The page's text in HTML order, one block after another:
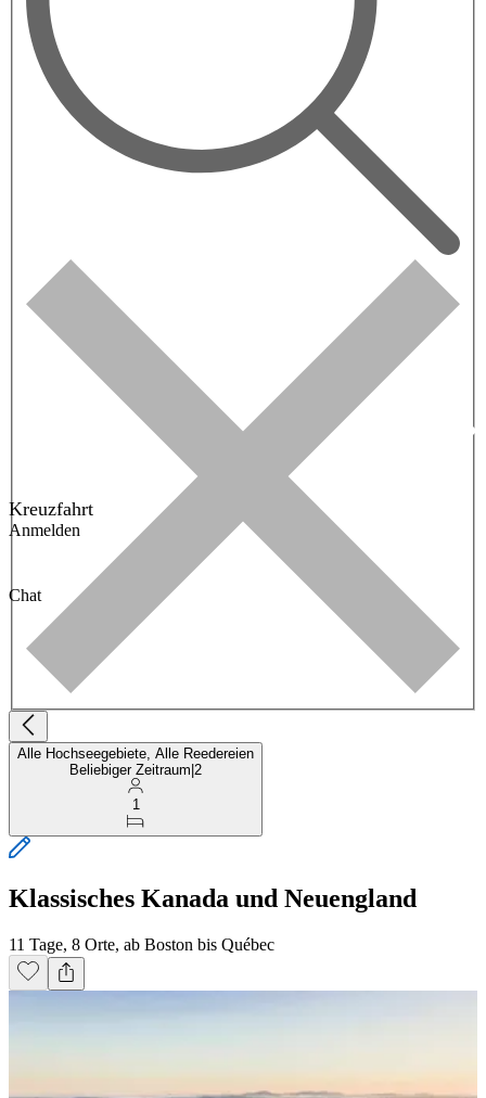
Kreuzfahrt
Anmelden
Chat
Alle Hochseegebiete, Alle Reedereien
Beliebiger Zeitraum 2
1
Klassisches Kanada und Neuengland
11 Tage, 8 Orte, ab Boston bis Québec